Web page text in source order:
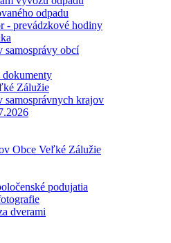
odpadu
- prevádzkové hodiny
obcí
dokumenty
Zálužie
krajov
Obce Veľké Zálužie
podujatia
dverami